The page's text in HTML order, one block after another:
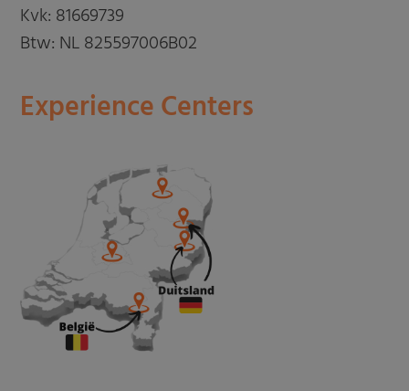
Kvk: 81669739
Btw: NL 825597006B02
Experience Centers